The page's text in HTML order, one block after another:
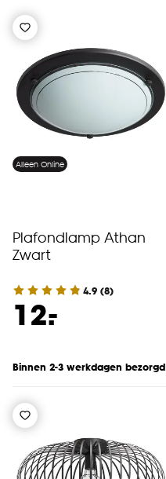
Alleen Online
Plafondlamp Athan
Zwart
4.9 (8)
12.
-
Binnen 2-3 werkdagen bezorgd